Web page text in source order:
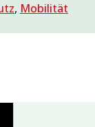
, Mobilität